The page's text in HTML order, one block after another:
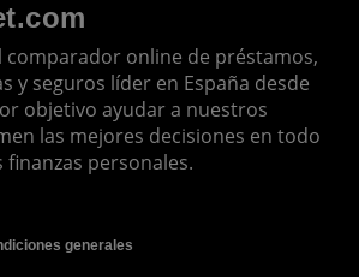
comparador online de préstamos,
y seguros líder en España desde
objetivo ayudar a nuestros
las mejores decisiones en todo
personales.
generales